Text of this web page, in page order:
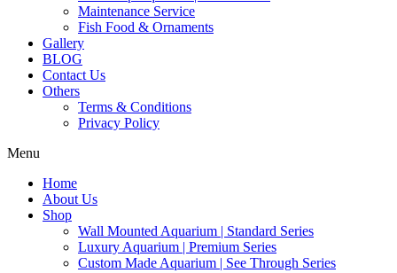
Maintenance Service
Fish Food & Ornaments
Gallery
BLOG
Contact Us
Others
Terms & Conditions
Privacy Policy
Menu
Home
About Us
Shop
Wall Mounted Aquarium | Standard Series
Luxury Aquarium | Premium Series
Custom Made Aquarium | See Through Series